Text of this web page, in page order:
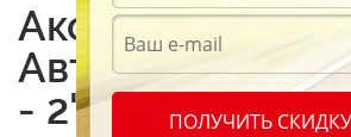
Аксессуары
Автонаклейки
- 2"
ПОЛУЧИТЬ СКИДКУ